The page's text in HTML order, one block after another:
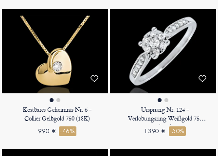
Kostbares Geheimnis Nr. 6 -
Collier Gelbgold 750 (18K)
990 € -46%
Ursprung Nr. 124 -
Verlobungsring Weißgold 750
(18K)
1390 € -50%